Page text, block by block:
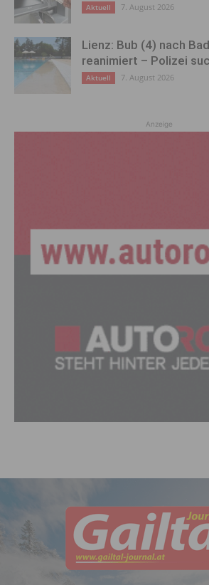
Aktuell 7. August 2026
Lienz: Bub (4) nach
reanimiert – Polizei
Aktuell 7. August 2026
Anzeige